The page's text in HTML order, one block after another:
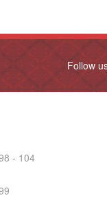
Follow
- 104